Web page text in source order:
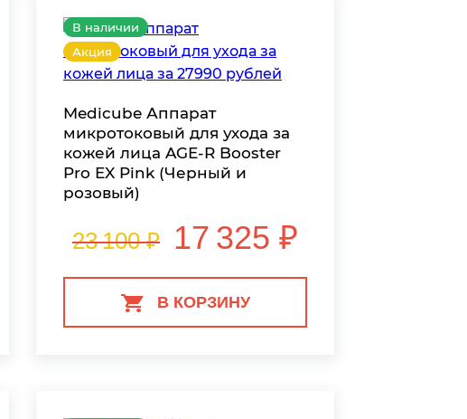
В наличии
Акция
Medicube Аппарат
микротоковый для ухода за
кожей лица AGE-R Booster
Pro EX Pink (Черный и
розовый)
23 100 ₽ 17 325 ₽
В КОРЗИНУ